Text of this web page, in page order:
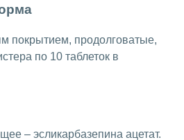
покрытием, продолговатые,
по 10 таблеток в
– эсликарбазепина ацетат.